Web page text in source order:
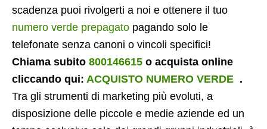
scadenza puoi rivolgerti a noi e ottenere il tuo
numero verde prepagato pagando solo le
telefonate senza canoni o vincoli specifici!
Chiama subito 800146615 o acquista online
cliccando qui: ACQUISTO NUMERO VERDE .
Tra gli strumenti di marketing più evoluti, a
disposizione delle piccole e medie aziende ed un